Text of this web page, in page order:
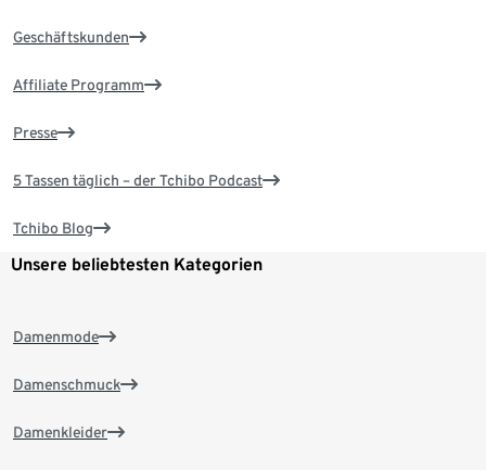
Geschäftskunden
Affiliate Programm
Presse
5 Tassen täglich – der Tchibo Podcast
Tchibo Blog
Unsere beliebtesten Kategorien
Damenmode
Damenschmuck
Damenkleider